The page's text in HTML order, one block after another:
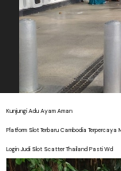
Kunjungi Adu Ayam Aman
Platform Slot Terbaru Cambodia Terpercaya
Login Judi Slot Scatter Thailand Pasti Wd